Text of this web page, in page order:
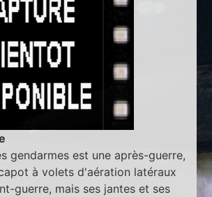
gendarmes est une après-guerre,
à volets d'aération latéraux
guerre, mais ses jantes et ses